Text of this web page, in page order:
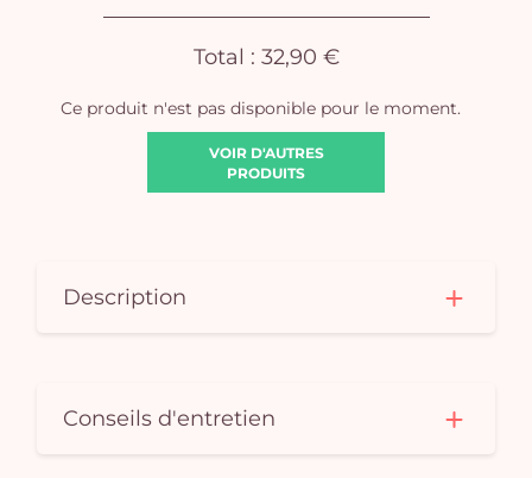
Ce produit n'est pas disponible pour le moment.
VOIR D'AUTRES
PRODUITS
Total : 32,90 €
Description
Conseils d'entretien